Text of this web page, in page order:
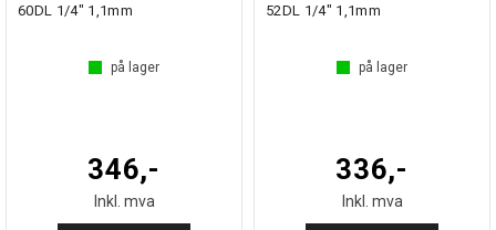
60DL 1/4" 1,1mm
på lager
346,-
Inkl. mva
52DL 1/4" 1,1mm
på lager
336,-
Inkl. mva